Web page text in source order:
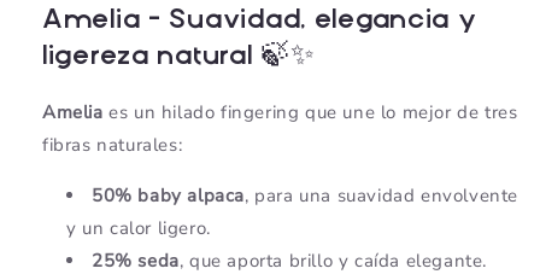
Amelia – Suavidad, elegancia y
ligereza natural 🍃✨
Amelia es un hilado fingering que une lo mejor de tres
fibras naturales:
50% baby alpaca, para una suavidad envolvente
y un calor ligero.
25% seda, que aporta brillo y caída elegante.